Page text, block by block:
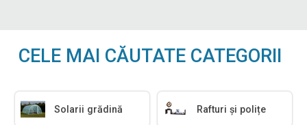
CELE MAI CĂUTATE CATEGORII
Solarii grădină Rafturi și polițe